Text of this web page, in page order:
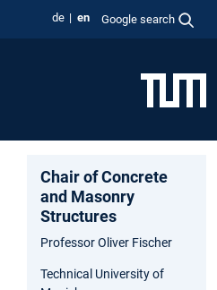
de en Google search
Chair of Concrete
and Masonry
Structures
Professor Oliver Fischer
Technical University of